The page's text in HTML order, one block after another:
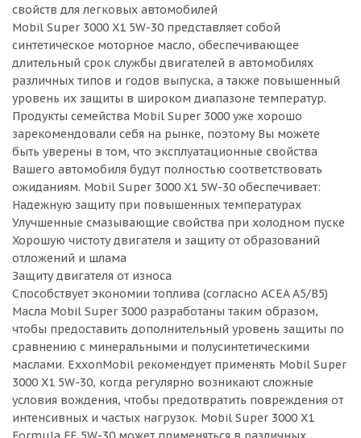
свойств для легковых автомобилей
Mobil Super 3000 X1 5W-30 представляет собой
синтетическое моторное масло, обеспечивающее
длительный срок службы двигателей в автомобилях
различных типов и годов выпуска, а также повышенный
уровень их защиты в широком диапазоне температур.
Продукты семейства Mobil Super 3000 уже хорошо
зарекомендовали себя на рынке, поэтому Вы можете
быть уверены в том, что эксплуатационные свойства
Вашего автомобиля будут полностью соответствовать
ожиданиям. Mobil Super 3000 X1 5W-30 обеспечивает:
Надежную защиту при повышенных температурах
Улучшенные смазывающие свойства при холодном пуске
Хорошую чистоту двигателя и защиту от образований
отложений и шлама
Защиту двигателя от износа
Способствует экономии топлива (согласно ACEA A5/B5)
Масла Mobil Super 3000 разработаны таким образом,
чтобы предоставить дополнительный уровень защиты по
сравнению с минеральными и полусинтетическими
маслами. ExxonMobil рекомендует применять Mobil Super
3000 X1 5W-30, когда регулярно возникают сложные
условия вождения, чтобы предотвратить повреждения от
интенсивных и частых нагрузок. Mobil Super 3000 X1